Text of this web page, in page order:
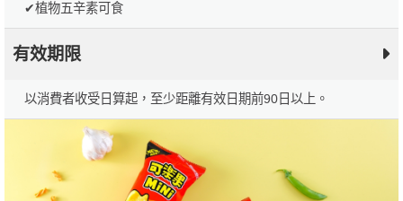
✔植物五辛素可食
有效期限
以消費者收受日算起，至少距離有效日期前90日以上。